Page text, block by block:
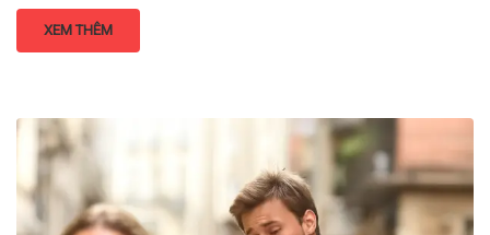
XEM THÊM